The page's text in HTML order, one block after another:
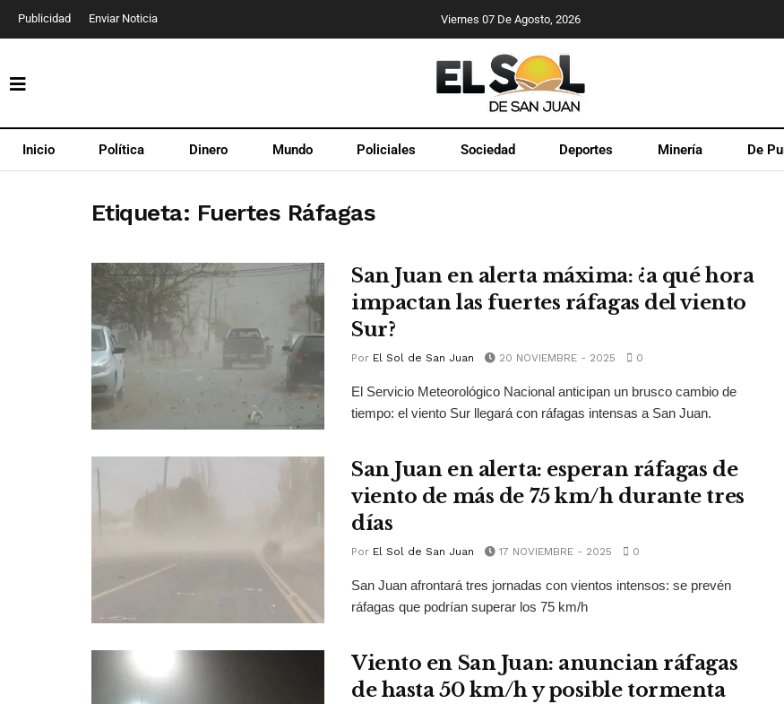
Publicidad Enviar Noticia Viernes 07 De Agosto, 2026
Inicio Política Dinero Mundo Policiales Sociedad Deportes Minería De
Etiqueta: Fuertes Ráfagas
San Juan en alerta máxima: ¿a qué hora
impactan las fuertes ráfagas del viento
Sur?
Por El Sol de San Juan 20 NOVIEMBRE - 2025 0
El Servicio Meteorológico Nacional anticipan un brusco cambio de
tiempo: el viento Sur llegará con ráfagas intensas a San Juan.
San Juan en alerta: esperan ráfagas de
viento de más de 75 km/h durante tres
días
Por El Sol de San Juan 17 NOVIEMBRE - 2025 0
San Juan afrontará tres jornadas con vientos intensos: se prevén
ráfagas que podrían superar los 75 km/h
Viento en San Juan: anuncian ráfagas
de hasta 50 km/h y posible tormenta